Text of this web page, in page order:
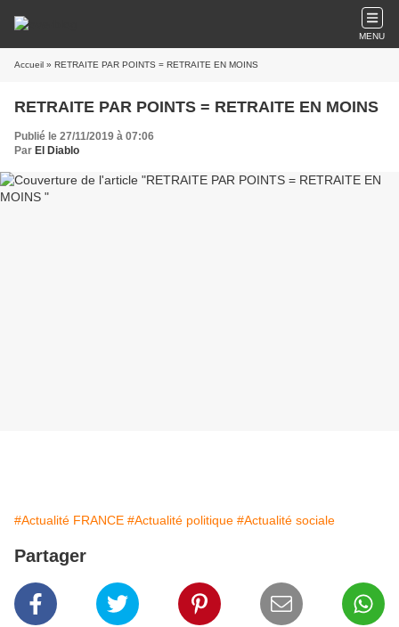
MENU
Accueil » RETRAITE PAR POINTS = RETRAITE EN MOINS
RETRAITE PAR POINTS = RETRAITE EN MOINS
Publié le 27/11/2019 à 07:06
Par El Diablo
#Actualité FRANCE #Actualité politique #Actualité sociale
Partager